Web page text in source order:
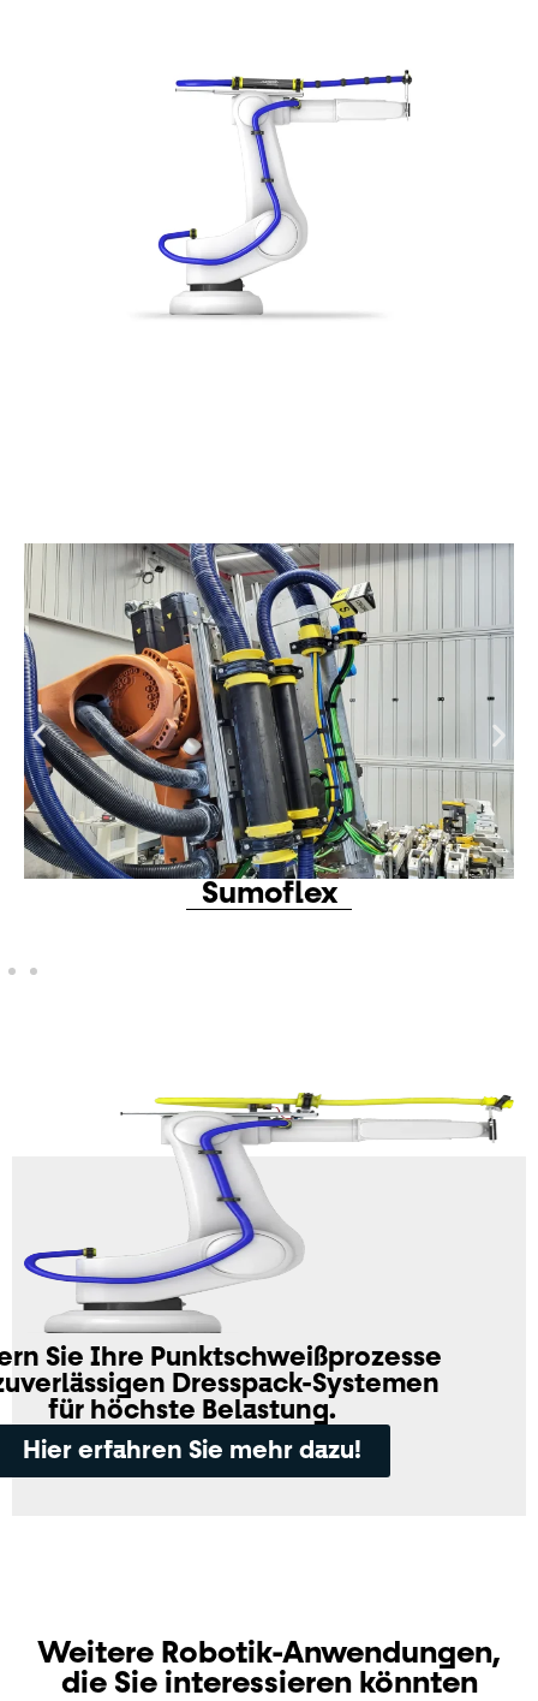
Sumoflex
Sie Ihre Punktschweißprozesse
Dresspack-Systemen
für höchste Belastung.
Hier erfahren Sie mehr dazu!
Weitere Robotik-Anwendungen,
die Sie interessieren könnten